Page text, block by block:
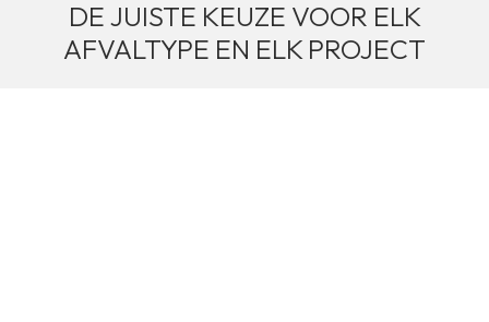
DE JUISTE KEUZE VOOR ELK
AFVALTYPE EN ELK PROJECT